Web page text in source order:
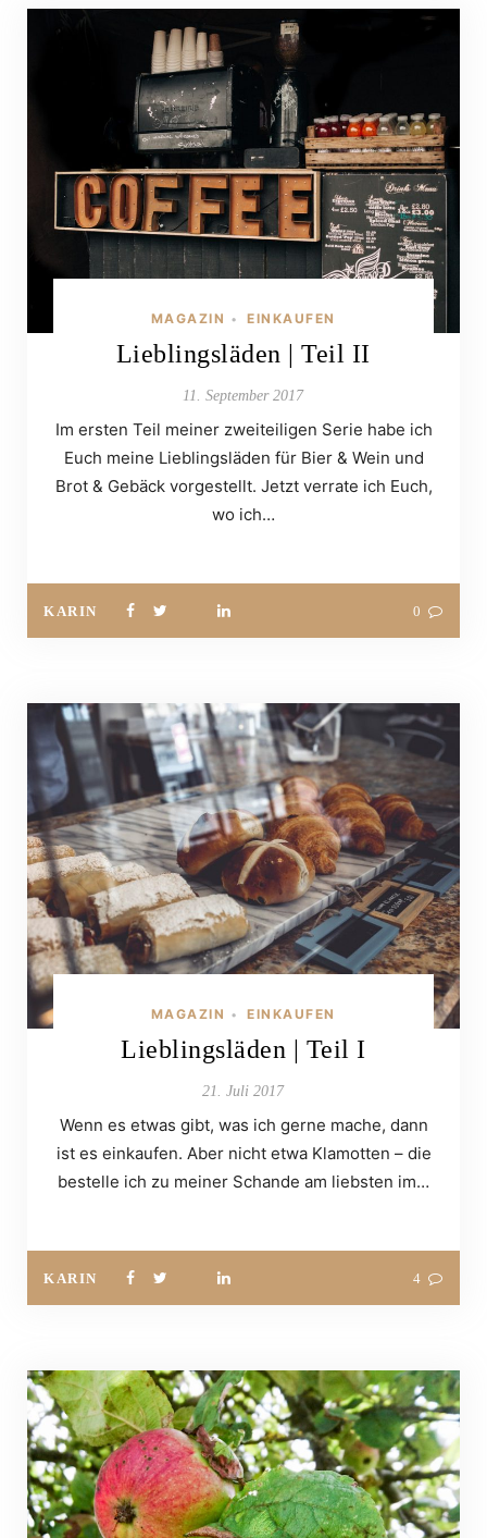
MAGAZIN • EINKAUFEN
Lieblingsläden | Teil II
11. September 2017
Im ersten Teil meiner zweiteiligen Serie habe ich
Euch meine Lieblingsläden für Bier & Wein und
Brot & Gebäck vorgestellt. Jetzt verrate ich Euch,
wo ich…
KARIN 0
MAGAZIN • EINKAUFEN
Lieblingsläden | Teil I
21. Juli 2017
Wenn es etwas gibt, was ich gerne mache, dann
ist es einkaufen. Aber nicht etwa Klamotten – die
bestelle ich zu meiner Schande am liebsten im…
KARIN 4